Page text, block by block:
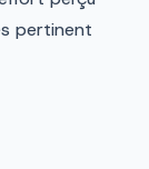
pertinent